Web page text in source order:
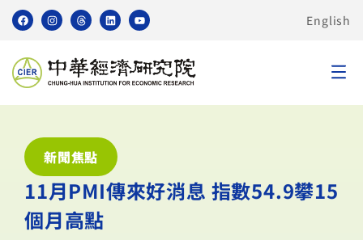
English
新聞焦點
11月PMI傳來好消息 指數54.9攀15
個月高點